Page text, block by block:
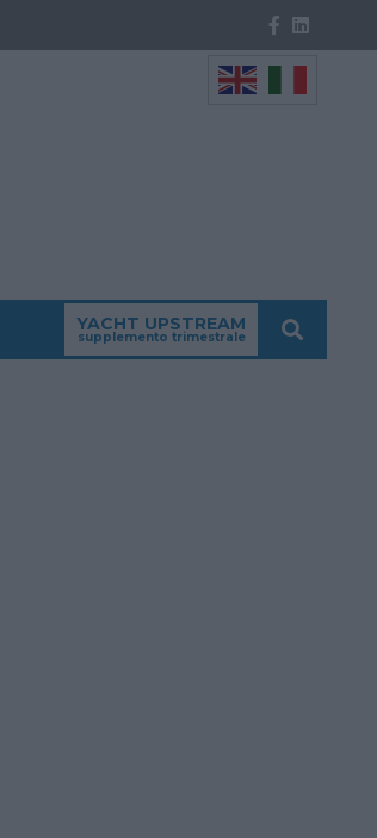
YACHT UPSTREAM
supplemento trimestrale